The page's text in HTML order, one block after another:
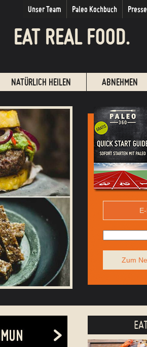
EAT REAL FOOD.
Unser Team Paleo Kochbuch
NATÜRLICH HEILEN ABNEHMEN
Zum